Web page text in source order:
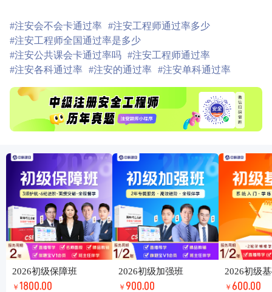
#注安会不会卡通过率 #注安工程师通过率多少
#注安工程师全国通过率是多少
#注安公共课会卡通过率吗 #注安工程师通过率
#注安各科通过率 #注安的通过率 #注安单科通过率
2026初级保障班
￥ 1800.00
2026初级加强班
￥ 900.00
2026初级
￥ 600.00